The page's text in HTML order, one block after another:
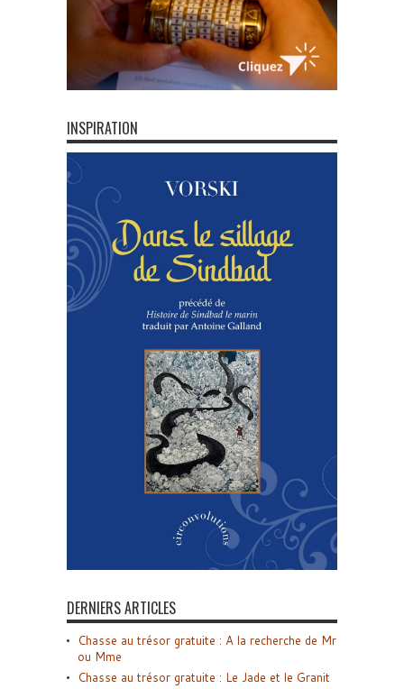
INSPIRATION
DERNIERS ARTICLES
Chasse au trésor gratuite : A la recherche de Mr
ou Mme
Chasse au trésor gratuite : Le Jade et le Granit